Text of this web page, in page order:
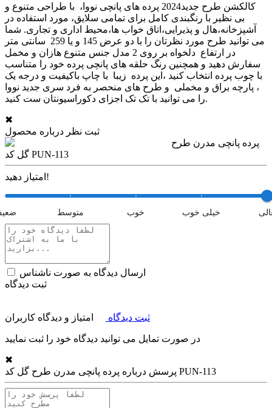
کالکشن طرح جدید2024 پرده های پانچی نووا، با طراحی متنوع و
بی نظیر با رنگبندی کامل برای تمامی سلایق، مورد استفاده در
آشپزخانه،هال و پذیرایی،اتاق خواب ها،محیط اداری و تجاری. شما
می توانید طرح مورد نظرتان را با دو عرض 145 و یا 259 سانتی متر
در ارتفاع دلخواه بر روی 2 مدل جنس متنوع هازان و مخمل
سفارش دهید و همچنین رنگ حلقه های پانچی پرده خود را متناسب
با چوب پرده انتخاب کنید ،این پرده زیبا با چاپ باکیفیت و درجه یک
، پارچه براق و مخملی و طرح های منحصر به فرد سری جدید نووا
را می توانید با تک تک اجزای دکوراسیونتان ست کنید.
✖
ثبت نظر درباره محصول
پرده پانچی مدرن طرح
گل کد PUN-113
امتیاز دهید!
متوسط خوب خیلی خوب
ارسال دیدگاه به صورت ناشناس
ثبت دیدگاه
ثبت دیدگاه امتیاز و دیدگاه کاربران
در صورت تمایل می توانید دیدگاه خود را ثبت نمایید
✖
پرسش درباره پرده پانچی مدرن طرح گل کد PUN-113